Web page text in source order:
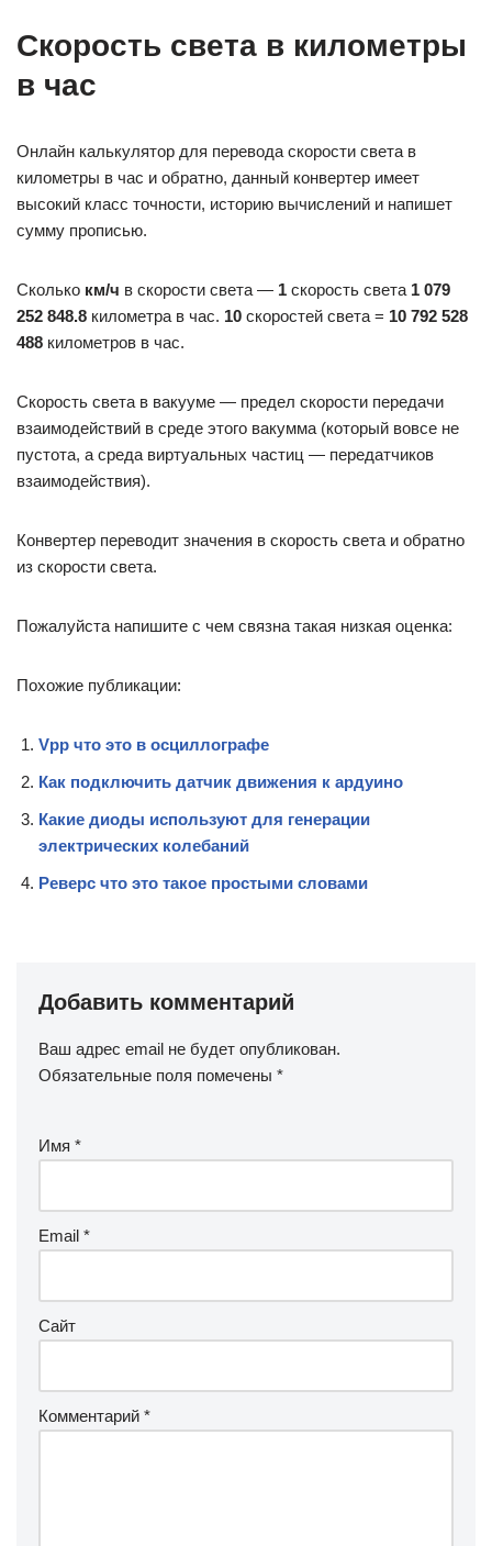
Скорость света в километры
в час
Онлайн калькулятор для перевода скорости света в
километры в час и обратно, данный конвертер имеет
высокий класс точности, историю вычислений и напишет
сумму прописью.
Сколько км/ч в скорости света — 1 скорость света 1 079
252 848.8 километра в час. 10 скоростей света = 10 792 528
488 километров в час.
Скорость света в вакууме — предел скорости передачи
взаимодействий в среде этого вакумма (который вовсе не
пустота, а среда виртуальных частиц — передатчиков
взаимодействия).
Конвертер переводит значения в скорость света и обратно
из скорости света.
Пожалуйста напишите с чем связна такая низкая оценка:
Похожие публикации:
Vpp что это в осциллографе
Как подключить датчик движения к ардуино
Какие диоды используют для генерации
электрических колебаний
Реверс что это такое простыми словами
Добавить комментарий
Ваш адрес email не будет опубликован.
Обязательные поля помечены *
Имя *
Email *
Сайт
Комментарий *